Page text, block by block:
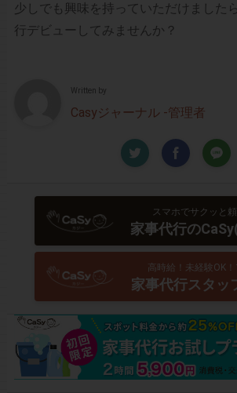
少しでも興味を持っていただけました
行デビューしてみませんか？
Written by
Casyジャーナル -管理者
スマホでサクッと頼
家事代行の
高時給！未経験OK
家事代行スタッ